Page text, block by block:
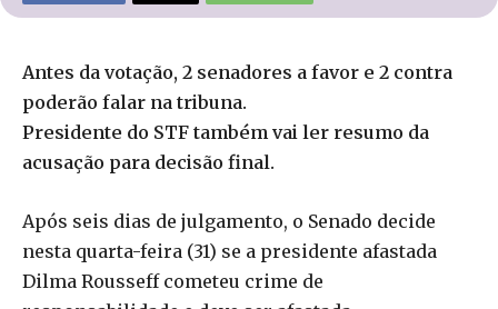
Antes da votação, 2 senadores a favor e 2 contra
poderão falar na tribuna.
Presidente do STF também vai ler resumo da
acusação para decisão final.
Após seis dias de julgamento, o Senado decide
nesta quarta-feira (31) se a presidente afastada
Dilma Rousseff cometeu crime de